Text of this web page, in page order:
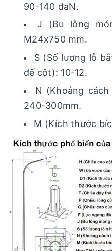
90-140 daN.
J (Bu lông
M24x750 mm.
S (Số lượng lỗ
đế cột): 10-12.
N (Khoảng
240-300mm.
M (Kích thước